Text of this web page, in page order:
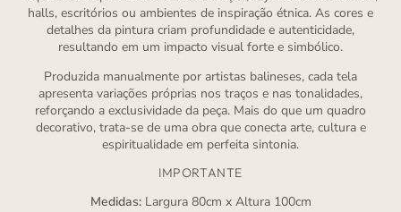
halls, escritórios ou ambientes de inspiração étnica. As cores e
detalhes da pintura criam profundidade e autenticidade,
resultando em um impacto visual forte e simbólico.
Produzida manualmente por artistas balineses, cada tela
apresenta variações próprias nos traços e nas tonalidades,
reforçando a exclusividade da peça. Mais do que um quadro
decorativo, trata-se de uma obra que conecta arte, cultura e
espiritualidade em perfeita sintonia.
IMPORTANTE
Medidas:Largura 80cm x Altura 100cm